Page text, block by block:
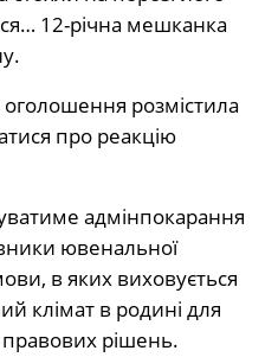
12-річна мешканка
розмістила
про реакцію
адмінпокарання
ювенальної
в яких виховується
клімат в родині для
рішень.